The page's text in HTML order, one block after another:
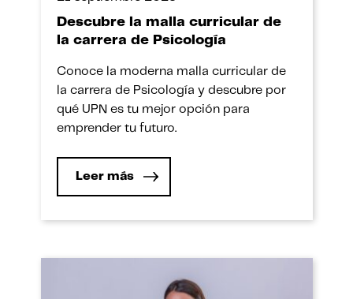
Descubre la malla curricular de
la carrera de Psicología
Conoce la moderna malla curricular de
la carrera de Psicología y descubre por
qué UPN es tu mejor opción para
emprender tu futuro.
Leer más